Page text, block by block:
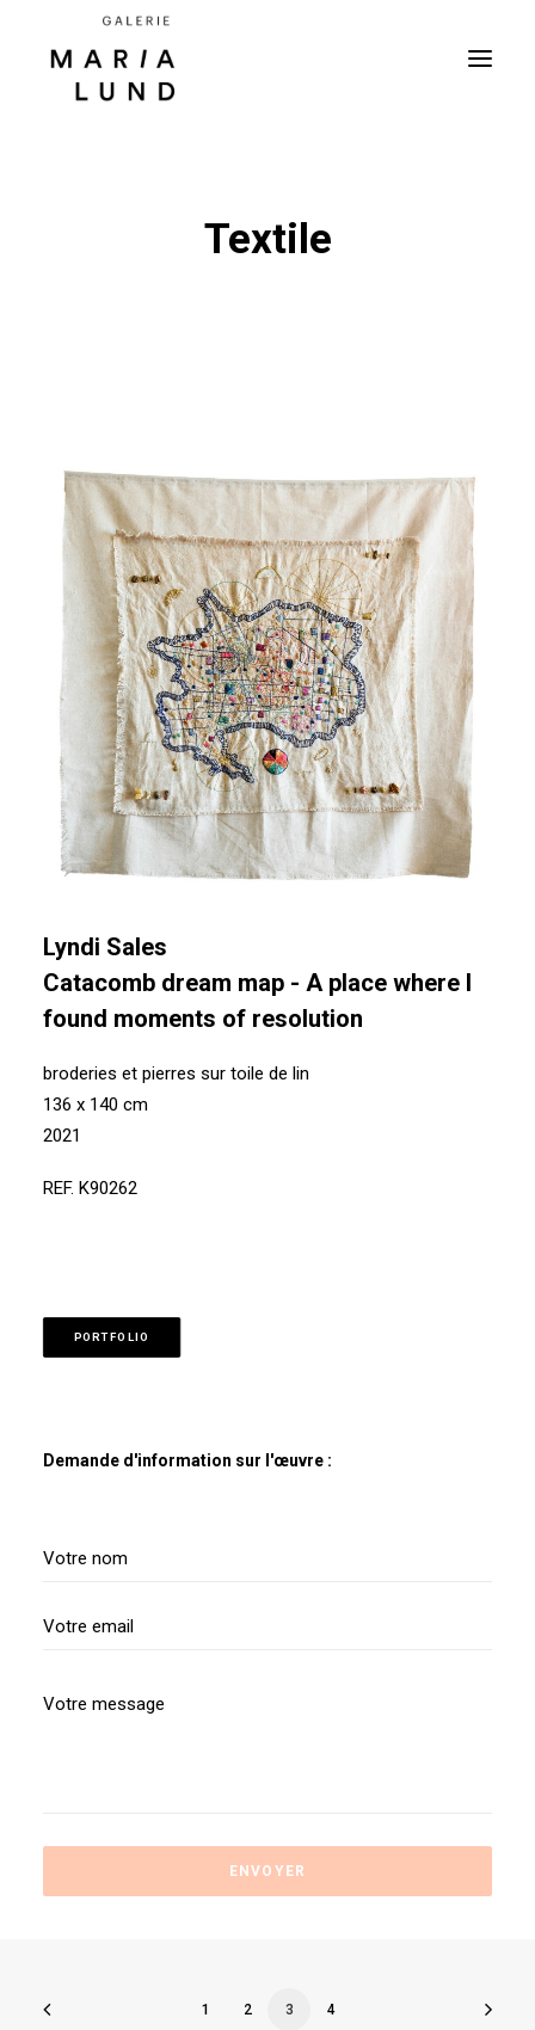
Textile
Lyndi Sales
Catacomb dream map - A place where I
found moments of resolution
broderies et pierres sur toile de lin
136 x 140 cm
2021
REF. K90262
PORTFOLIO
Demande d'information sur l'œuvre :
1 2 3 4